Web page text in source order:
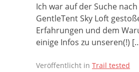
Ich war auf der Suche
GentleTent Sky Loft
Erfahrungen und dem
einige Infos zu unseren(!)
Veröffentlicht in Trail tested